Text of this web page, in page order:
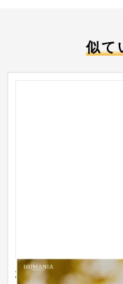
似て
株式会社ヒューマニ